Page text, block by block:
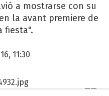
a mostrarse con su
la avant premiere de
fiesta".
11:30